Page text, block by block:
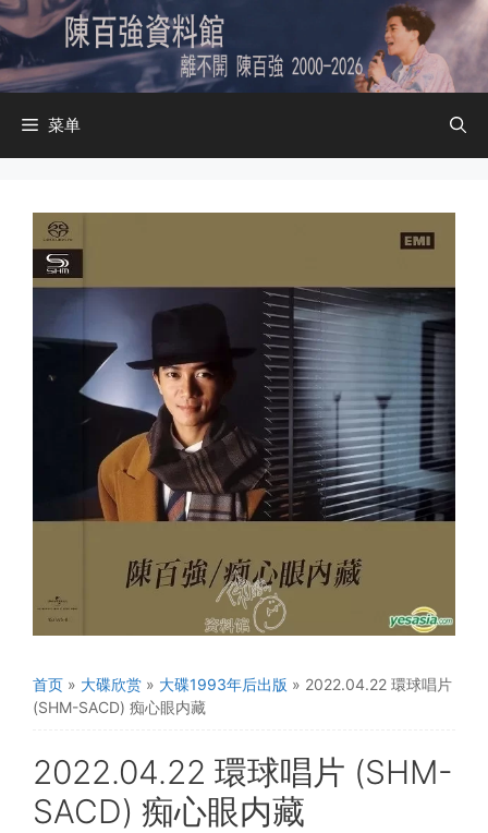
跳
至
内
容
菜单
首页 » 大碟欣赏 » 大碟1993年后出版 » 2022.04.22 環球唱片
(SHM-SACD) 痴心眼内藏
2022.04.22 環球唱片 (SHM-
SACD) 痴心眼内藏